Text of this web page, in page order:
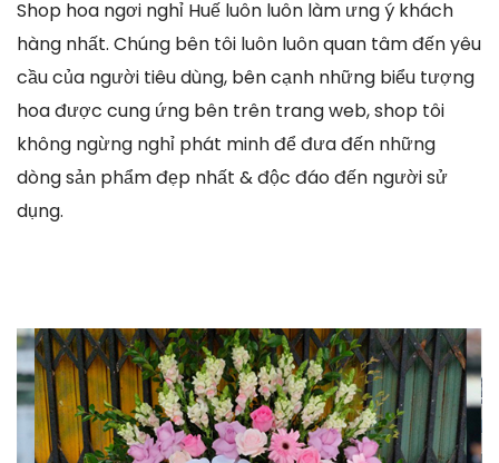
Shop hoa ngơi nghỉ Huế luôn luôn làm ưng ý khách
hàng nhất. Chúng bên tôi luôn luôn quan tâm đến yêu
cầu của người tiêu dùng, bên cạnh những biểu tượng
hoa được cung ứng bên trên trang web, shop tôi
không ngừng nghỉ phát minh để đưa đến những
dòng sản phẩm đẹp nhất & độc đáo đến người sử
dụng.